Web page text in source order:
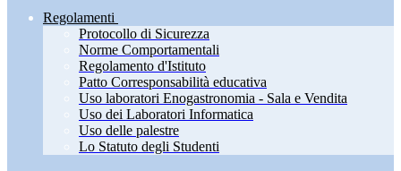
Regolamenti
Protocollo di Sicurezza
Norme Comportamentali
Regolamento d'Istituto
Patto Corresponsabilità educativa
Uso laboratori Enogastronomia - Sala e Vendita
Uso dei Laboratori Informatica
Uso delle palestre
Lo Statuto degli Studenti